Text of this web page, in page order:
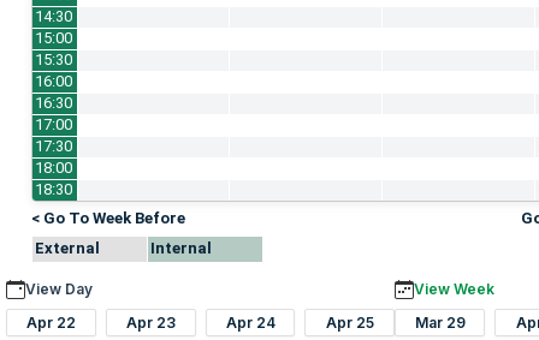
14:30
15:00
15:30
16:00
16:30
17:00
17:30
18:00
18:30
< Go To Week Before
External
Internal
View Day
Apr 22
Apr 23 Apr 24 Apr 25
View Week
Mar 29